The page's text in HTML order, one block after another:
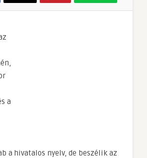
a
a hivatalos nyelv, de beszélik az